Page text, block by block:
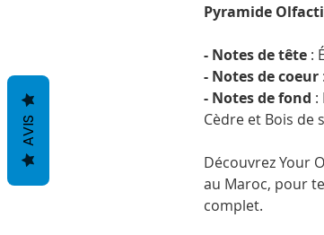
Pyramide
- Notes de tête :
- Notes de coeur
- Notes de fond :
Cèdre et Bois de
Découvrez Your
au Maroc, pour
complet.
AVIS